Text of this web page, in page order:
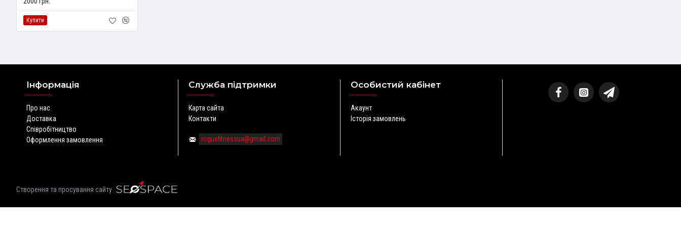
Купити
Інформація
Про нас
Доставка
Співробітництво
Оформлення замовлення
Служба підтримки
Карта сайта
Контакти
roguefitnessua@gmail.com
Особистий кабінет
Акаунт
Історія замовлень
Створення та просування сайту